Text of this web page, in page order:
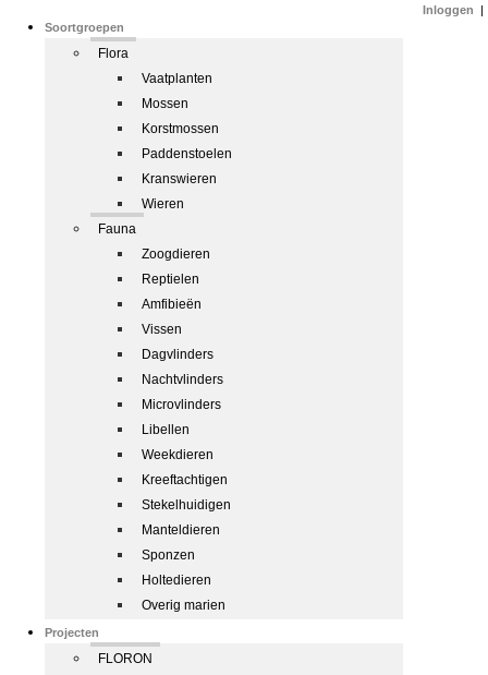
Soortgroepen
Flora
Vaatplanten
Mossen
Korstmossen
Paddenstoelen
Kranswieren
Wieren
Fauna
Zoogdieren
Reptielen
Amfibieën
Vissen
Dagvlinders
Nachtvlinders
Microvlinders
Libellen
Weekdieren
Kreeftachtigen
Stekelhuidigen
Manteldieren
Sponzen
Holtedieren
Overig marien
Projecten
FLORON
Inloggen |